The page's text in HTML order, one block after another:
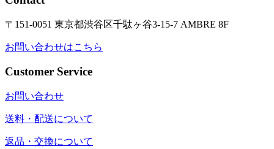
〒151-0051 東京都渋谷区千駄ヶ谷3-15-7 AMBRE 8F
お問い合わせはこちら
Customer Service
お問い合わせ
送料・配送について
返品・交換について